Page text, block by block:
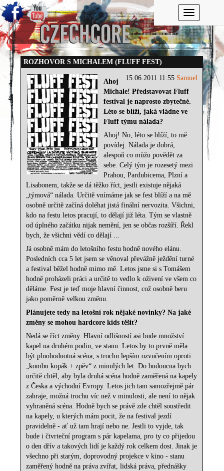
Toggle
ROZHOVOR S MICHALEM (FLUFF FEST)
15.06.2011 11:55 Samuel
Ahoj
Michale! Představovat Fluff
festival je naprosto zbytečné.
Léto se blíží,jaká vládne ve
Fluff týmu nálada?
Ahoj! No, léto se blíží, to mě
povídej. Nálada je dobrá,
alespoň co můžu povědět za
sebe. Celý tým je rozesetý mezi
Prahou, Pardubicema, Plzní a
Lisabonem, takže se dá těžko říct, jestli existuje nějaká
„týmová“ nálada. Určitě vnímáme jak se fest blíží a na mě
osobně určitě začíná doléhat jistá finální nervozita. Všichni,
kdo na festu letos pracují, to dělají již léta. Tým se vlastně
od úplného začátku nijak nemění, jen se občas rozšíří. Řekl
bych, že všichni vědí co dělají ...
Já osobně mám do letošního festu hodně nového elánu.
Posledních cca 5 let jsem se věnoval převážně ježdění turné
a festival běžel hodně mimo mě. Letos jsme si s Tomášem
hodně proházeli práci a určitě to vedlo k oživení ve všem co
děláme. Fest je teď moje hlavní činnost, což osobně beru
jako poměrně velkou změnu.
Plánujete tedy na letošní rok nějaké novinky? Na jaké
změny se mohou hardcore kids těšit?
Nedá se říct změny. Hlavní odlišností asi bude množství
kapel na druhém podiu, ve stanu. Letos by to prvně měla
být plnohodnotná scéna, s trochu lepším ozvučením oproti
„kombu kopák + zpěv“ z minulých let. Do budoucna bych
určitě chtěl, aby byla druhá scéna hodně zaměřená na kapely
z Česka a východní Evropy. Letos jich tam samozřejmě pár
zahraje, možná trochu víc než v minulosti, ale není to nějak
vyhraněná scéna. Hodně bych se právě zde chtěl soustředit
na kapely, u kterých mám pocit, že na festival jezdí
pravidelně - ať už tam hrají nebo ne. Jestli to vyjde, tak
bude i čtvrteční program s pár kapelama, pro ty co přijedou
o den dřív a takových lidí je každý rok celkem dost. Jinak je
všechno při starým, doprovodný projekce v kino - stanu
zaměřený hodně na práva zvířat, lidská práva, přednášky